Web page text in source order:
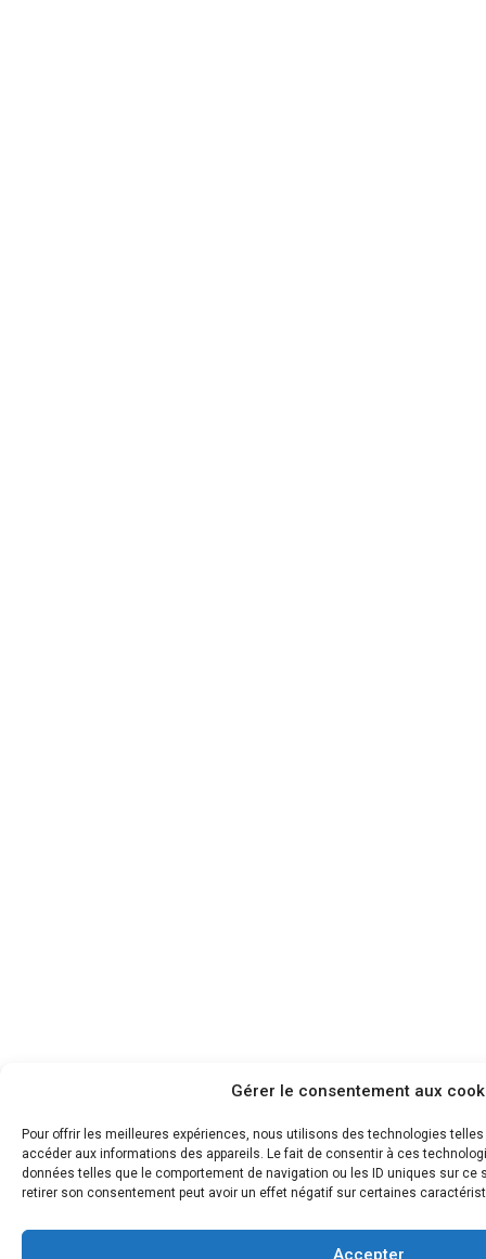
Gérer le consentement aux
Pour offrir les meilleures expériences, nous utilisons des technologies
accéder aux informations des appareils. Le fait de consentir à ces
données telles que le comportement de navigation ou les ID uniques sur ce
retirer son consentement peut avoir un effet négatif sur certaines
Accepter